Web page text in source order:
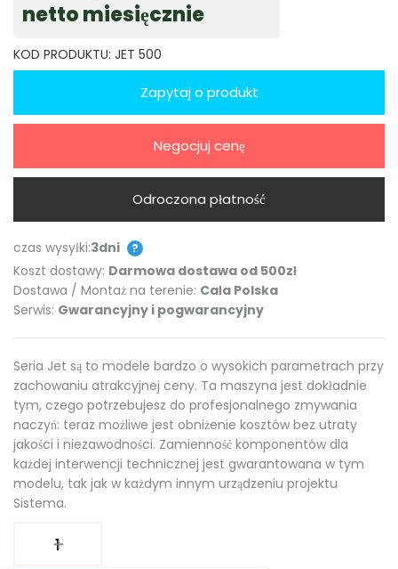
netto miesięcznie
KOD PRODUKTU: JET 500
Zapytaj o produkt
Negocjuj cenę
Odroczona płatność
czas wysyłki:3dni ?
Koszt dostawy: Darmowa dostawa od 500zł
Dostawa / Montaż na terenie: Cała Polska
Serwis: Gwarancyjny i pogwarancyjny
Seria Jet są to modele bardzo o wysokich parametrach przy
zachowaniu atrakcyjnej ceny. Ta maszyna jest dokładnie
tym, czego potrzebujesz do profesjonalnego zmywania
naczyń: teraz możliwe jest obniżenie kosztów bez utraty
jakości i niezawodności. Zamienność komponentów dla
każdej interwencji technicznej jest gwarantowana w tym
modelu, tak jak w każdym innym urządzeniu projektu
Sistema.